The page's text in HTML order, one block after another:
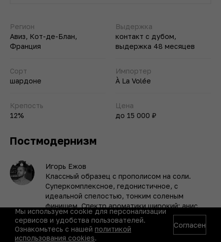
Регион
Авиз, Кот-де-Блан,
Франция
Сорт
шардоне
Крепость
12%
Выдержка
контакт с дубом,
выдержка 48 месяцев
Импортер
À Lа Volée
Цена
до 15 000 ₽
Постмодернизм
Игорь Ежов
Классный образец с прополисом на соли.
Суперкомплексное, гедонистичное, с
идеальной спелостью, тонким соленым
финишем. Спектр ароматики широкий: анис,
хвойные, шалфей. С одним бокалом можно
сидеть целый день.
Мы используем cookie для персонализации
сервисов и удобства пользователей.
Ознакомьтесь с нашей политикой
использования cookies.
Согласен